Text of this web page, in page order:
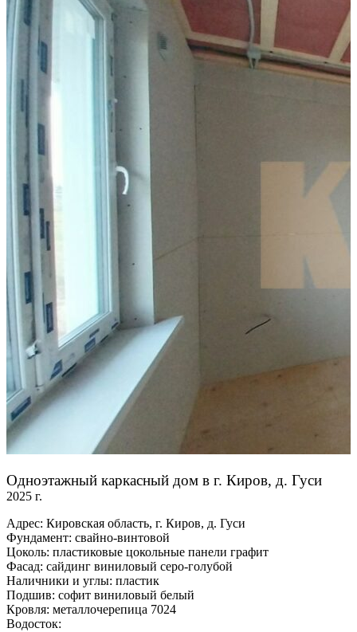
Одноэтажный каркасный дом в г. Киров, д. Гуси
2025 г.
Адрес: Кировская область, г. Киров, д. Гуси
Фундамент: свайно-винтовой
Цоколь: пластиковые цокольные панели графит
Фасад: сайдинг виниловый серо-голубой
Наличники и углы: пластик
Подшив: софит виниловый белый
Кровля: металлочерепица 7024
Водосток: